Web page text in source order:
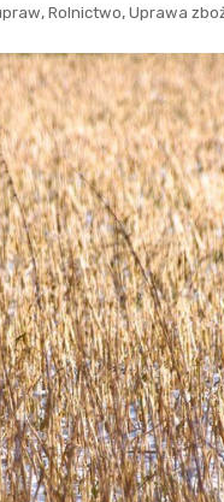
, Rolnictwo, Uprawa